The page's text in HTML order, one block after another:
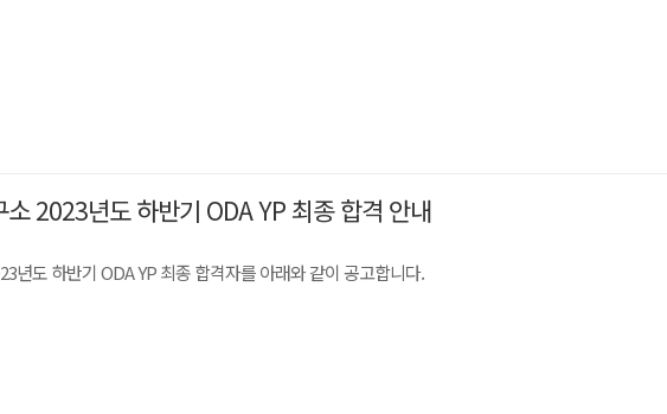
2023년도 하반기 ODA YP 최종 합격 안내
년도 하반기 ODA YP 최종 합격자를 아래와 같이 공고합니다.